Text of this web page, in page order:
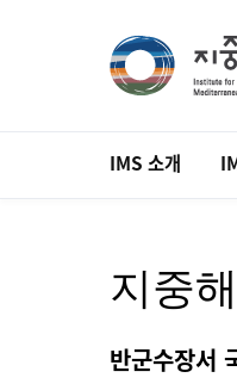
IMS 소개
지중
반군수장서